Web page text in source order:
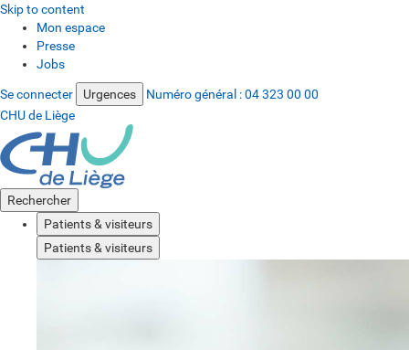
Skip to content
Mon espace
Presse
Jobs
Se connecter Urgences Numéro général :04 323 00 00
CHU de Liège
Rechercher
Patients & visiteurs
Patients & visiteurs